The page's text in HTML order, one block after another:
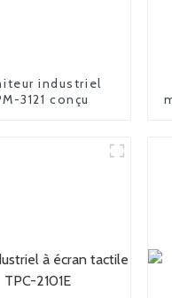
industriel
3121 conçu